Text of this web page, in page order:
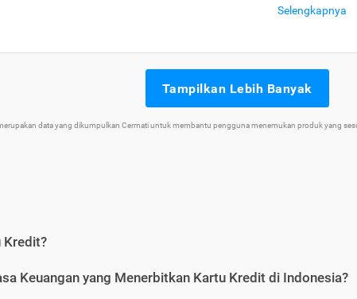
Selengkapnya
Tampilkan Lebih Banyak
data yang dikumpulkan Cermati untuk membantu pengguna menemukan produk yang
Kredit?
Keuangan yang Menerbitkan Kartu Kredit di Indonesia?